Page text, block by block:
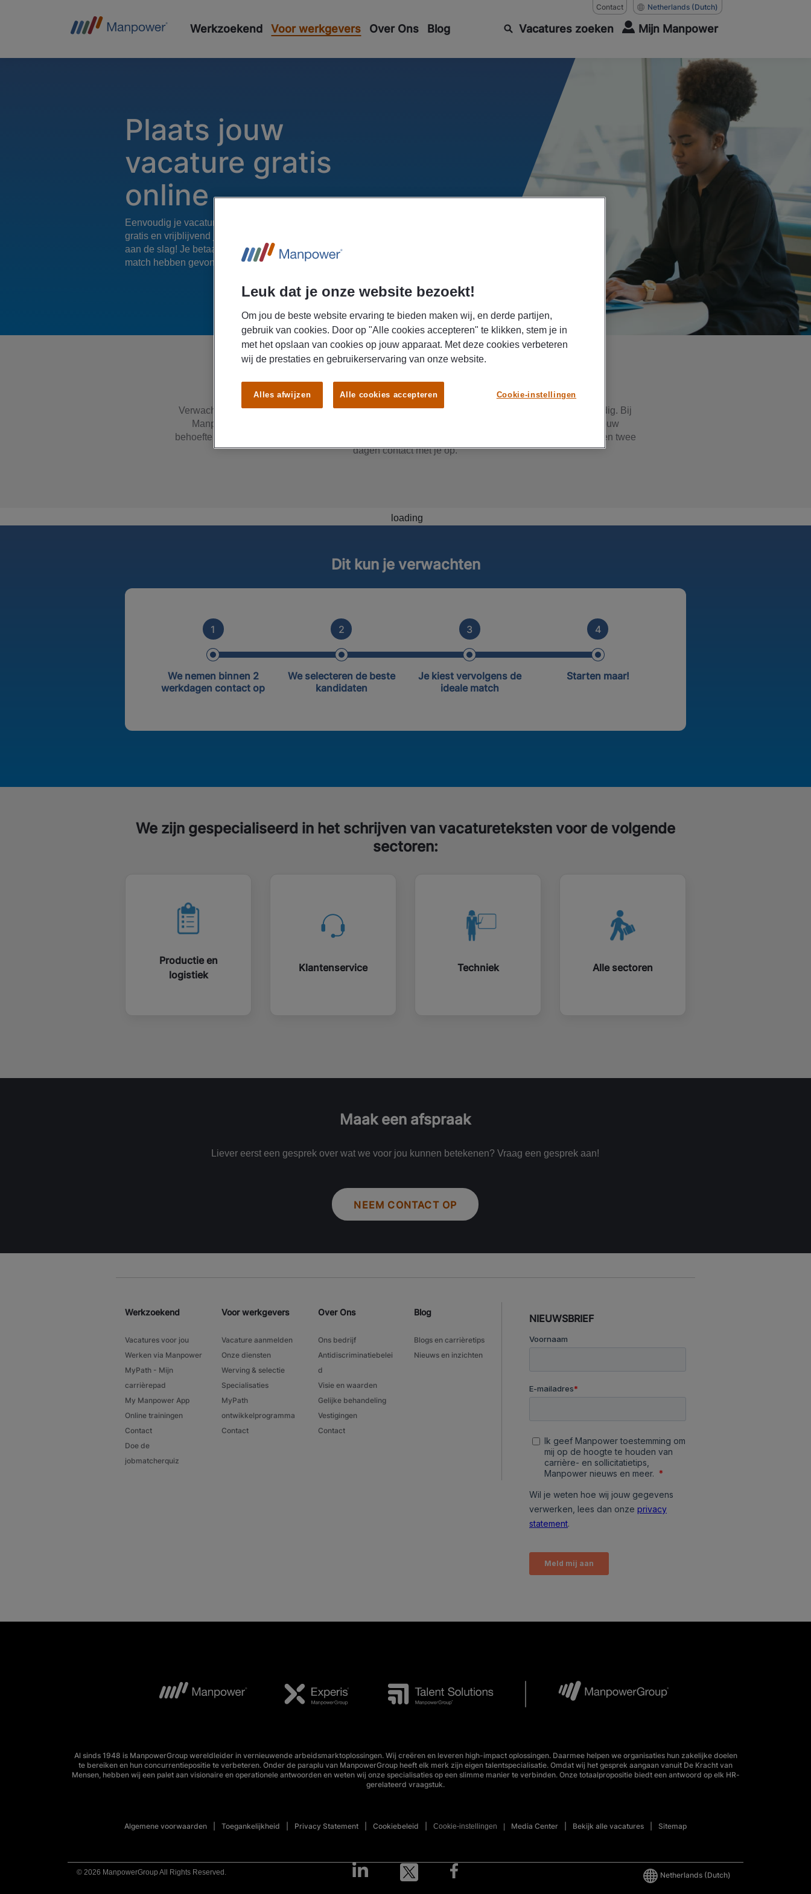
Contact Netherlands (Dutch)
Werkzoekend Voor werkgevers Over Ons Blog Vacatures zoeken Mijn Manpower
Plaats jouw
vacature gratis
online
Eenvoudig je vacature online plaatsen bij Manpower? Meld nu
gratis en vrijblijvend je vacature aan en we gaan direct voor je
aan de slag! Je betaalt pas op het moment dat we de perfecte
match hebben gevonden.
Verwacht je een tijdelijke piek of is jouw organisatie aan het groeien? Dan heb je snel personeel nodig. Bij
Manpower heb je altijd de keuze uit een pool van talentvolle, gekwalificeerde kandidaten om in jouw
behoefte te voorzien. We vertellen je er graag meer over. Laat je gegevens achter en we nemen binnen twee
dagen contact met je op.
loading
Dit kun je verwachten
1
We nemen binnen 2
werkdagen contact op
2
We selecteren de beste
kandidaten
3
Je kiest vervolgens de
ideale match
4
Starten maar!
We zijn gespecialiseerd in het schrijven van vacatureteksten voor de volgende
sectoren:
Productie en
logistiek
Klantenservice Techniek Alle sectoren
Maak een afspraak
Liever eerst een gesprek over wat we voor jou kunnen betekenen? Vraag een gesprek aan!
NEEM CONTACT OP
Werkzoekend
Vacatures voor jou
Werken via Manpower
MyPath - Mijn
carrièrepad
My Manpower App
Online trainingen
Contact
Doe de
jobmatcherquiz
Voor werkgevers
Vacature aanmelden
Onze diensten
Werving & selectie
Specialisaties
MyPath
ontwikkelprogramma
Contact
Over Ons
Ons bedrijf
Antidiscriminatiebelei
d
Visie en waarden
Gelijke behandeling
Vestigingen
Contact
Blog
Blogs en carrièretips
Nieuws en inzichten
NIEUWSBRIEF
Al sinds 1948 is ManpowerGroup wereldleider in vernieuwende arbeidsmarktoplossingen. Wij creëren en leveren high-impact oplossingen. Daarmee helpen we organisaties hun zakelijke doelen
te bereiken en hun concurrentiepositie te verbeteren. Onder de paraplu van ManpowerGroup heeft elk merk zijn eigen talentspecialisatie. Omdat wij het gesprek aangaan vanuit De Kracht van
Mensen, hebben wij een palet aan visionaire en operationele antwoorden en weten wij onze specialisaties op een slimme manier te verbinden. Onze totaalpropositie biedt een antwoord op elk HR-
gerelateerd vraagstuk.
Algemene voorwaarden Toegankelijkheid Privacy Statement Cookiebeleid Cookie-instellingen Media Center Bekijk alle vacatures Sitemap
© 2026 ManpowerGroup All Rights Reserved. Netherlands (Dutch)
Leuk dat je onze website bezoekt!
Om jou de beste website ervaring te bieden maken wij, en derde partijen,
gebruik van cookies. Door op "Alle cookies accepteren" te klikken, stem je in
met het opslaan van cookies op jouw apparaat. Met deze cookies verbeteren
wij de prestaties en gebruikerservaring van onze website.
Cookie-instellingen
Alles afwijzen Alle cookies accepteren